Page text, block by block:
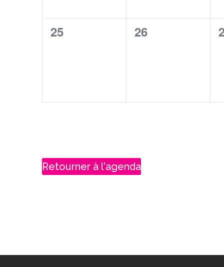
0
25
0
26
0
Retourner à l'agenda